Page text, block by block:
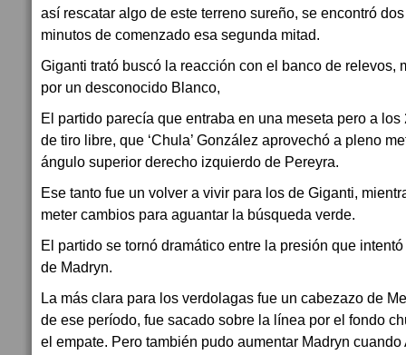
así rescatar algo de este terreno sureño, se encontró
minutos de comenzado esa segunda mitad.
Giganti trató buscó la reacción con el banco de relevos,
por un desconocido Blanco,
El partido parecía que entraba en una meseta pero a los
de tiro libre, que ‘Chula’ González aprovechó a pleno
ángulo superior derecho izquierdo de Pereyra.
Ese tanto fue un volver a vivir para los de Giganti,
meter cambios para aguantar la búsqueda verde.
El partido se tornó dramático entre la presión que
de Madryn.
La más clara para los verdolagas fue un cabezazo de
de ese período, fue sacado sobre la línea por el fondo
el empate. Pero también pudo aumentar Madryn